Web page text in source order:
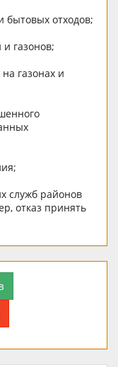
бытовых отходов;
газонов;
газонах и
служб районов
отказ принять